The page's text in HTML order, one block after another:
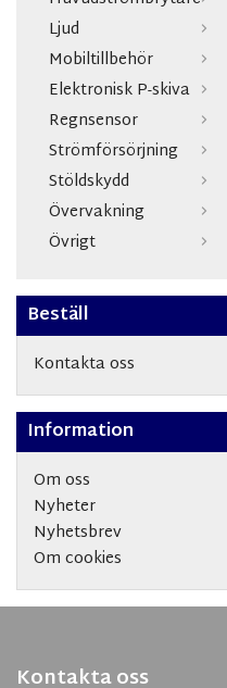
Ljud
Mobiltillbehör
Elektronisk P-skiva
Regnsensor
Strömförsörjning
Stöldskydd
Övervakning
Övrigt
Beställ
Kontakta oss
Information
Om oss
Nyheter
Nyhetsbrev
Om cookies
Kontakta oss